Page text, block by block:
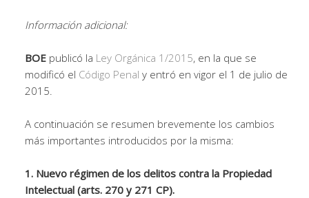
Información adicional:
BOE publicó la Ley Orgánica 1/2015, en la que se
modificó el Código Penal y entró en vigor el 1 de julio de
2015.
A continuación se resumen brevemente los cambios
más importantes introducidos por la misma:
1. Nuevo régimen de los delitos contra la Propiedad
Intelectual (arts. 270 y 271 CP).